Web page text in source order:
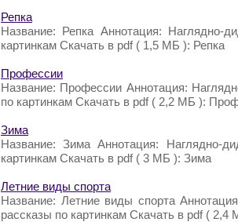
Репка
Название: Репка Аннотация: Наглядно-
картинкам Скачать в pdf ( 1,5 МБ ): Репка
Профессии
Название: Профессии Аннотация:
по картинкам Скачать в pdf ( 2,2 МБ ):
Зима
Название: Зима Аннотация: Наглядно-
картинкам Скачать в pdf ( 3 МБ ): Зима
Летние виды спорта
Название: Летние виды спорта
рассказы по картинкам Скачать в pdf ( 2,4